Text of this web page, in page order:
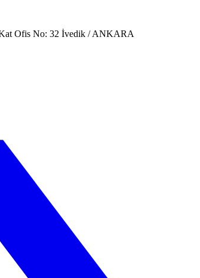
Ofis No: 32 İvedik / ANKARA